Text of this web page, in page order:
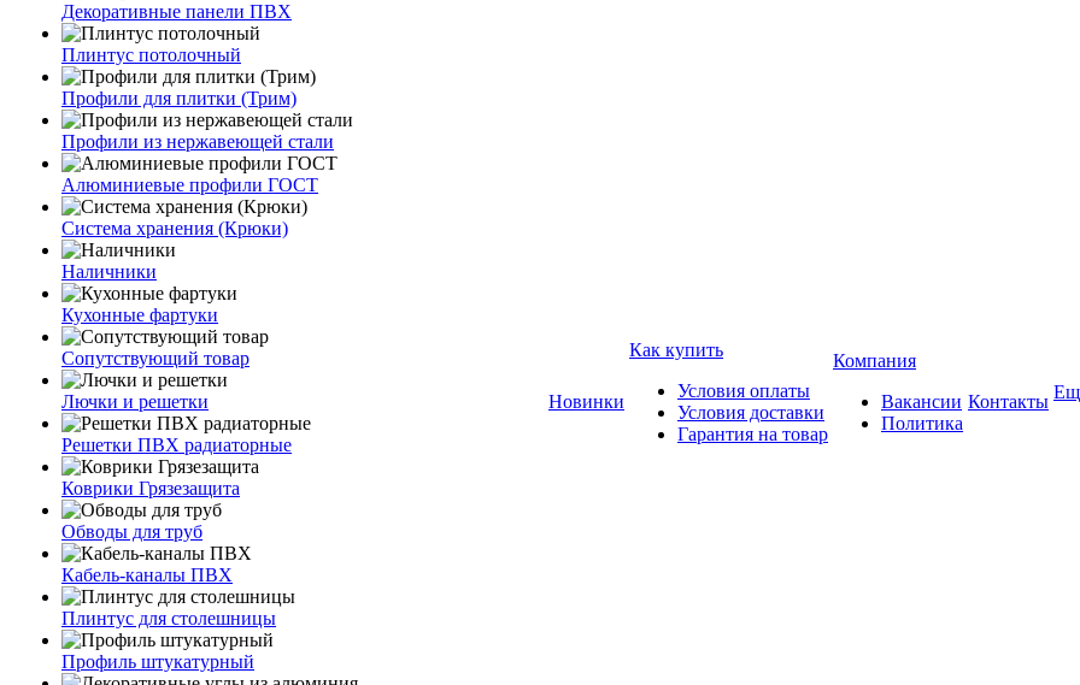
Декоративные панели ПВХ
Плинтус потолочный
Профили для плитки (Трим)
Профили из нержавеющей стали
Алюминиевые профили ГОСТ
Система хранения (Крюки)
Наличники
Кухонные фартуки
Сопутствующий товар
Лючки и решетки
Решетки ПВХ радиаторные
Коврики Грязезащита
Обводы для труб
Кабель-каналы ПВХ
Плинтус для столешницы
Профиль штукатурный
Новинки
Как купить
Условия оплаты
Условия доставки
Гарантия на товар
Компания
Вакансии
Политика
Контакты